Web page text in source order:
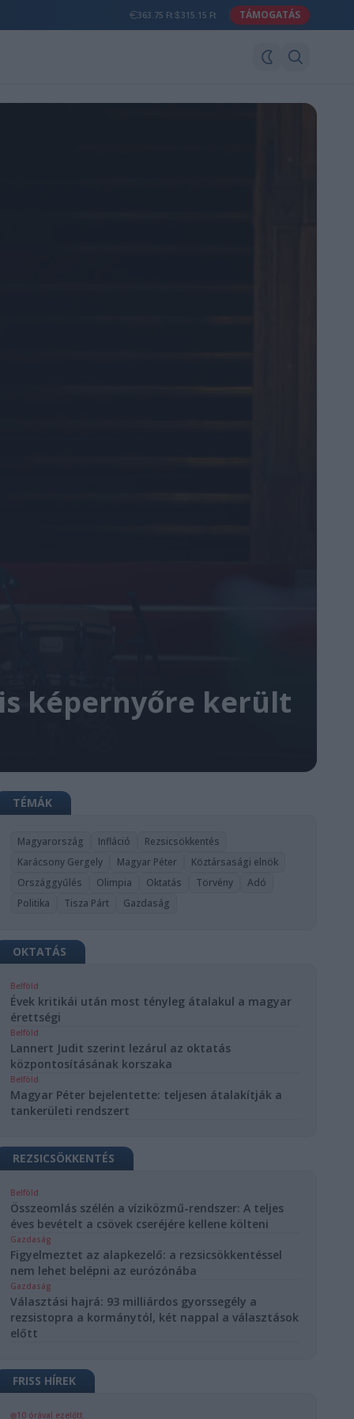
363.75 Ft 315.15 Ft TÁMOGATÁS
is képernyőre került
TÉMÁK
Magyarország Infláció
Rezsicsökkentés
Karácsony Gergely
Magyar Péter
Köztársasági elnök
Országgyűlés
Olimpia Oktatás Törvény
Adó
Politika
Tisza Párt Gazdaság
OKTATÁS
Belföld
Évek kritikái után most tényleg átalakul a magyar
érettségi
Belföld
Lannert Judit szerint lezárul az oktatás
központosításának korszaka
Belföld
Magyar Péter bejelentette: teljesen átalakítják a
tankerületi rendszert
REZSICSÖKKENTÉS
Belföld
Összeomlás szélén a víziközmű-rendszer: A teljes
éves bevételt a csövek cseréjére kellene költeni
Gazdaság
Figyelmeztet az alapkezelő: a rezsicsökkentéssel
nem lehet belépni az eurózónába
Gazdaság
Választási hajrá: 93 milliárdos gyorssegély a
rezsistopra a kormánytól, két nappal a választások
előtt
FRISS HÍREK
10 órával ezelőtt